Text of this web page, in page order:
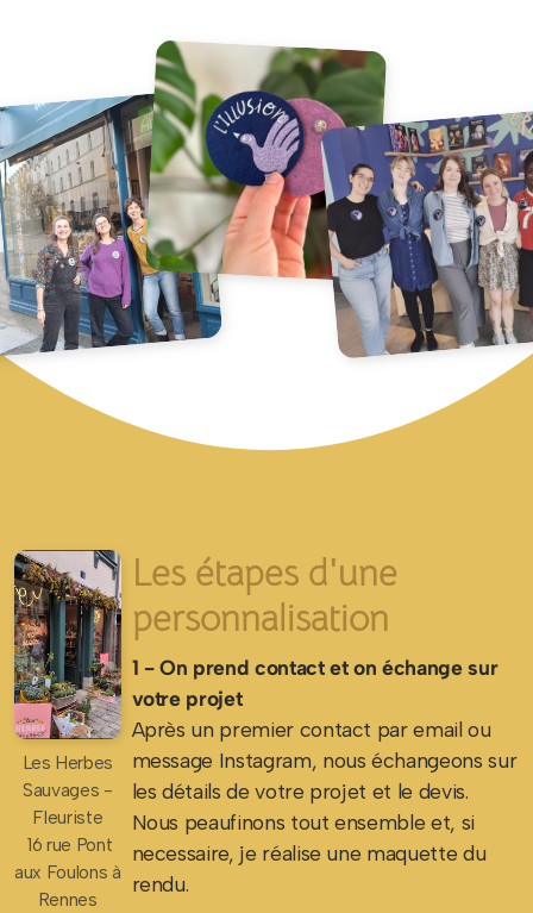
Les Herbes
Sauvages -
Fleuriste
16 rue Pont
aux Foulons à
Rennes
Les étapes d'une
personnalisation
1 - On prend contact et on échange sur
votre projet
Après un premier contact par email ou
message Instagram, nous échangeons sur
les détails de votre projet et le devis.
Nous peaufinons tout ensemble et, si
necessaire, je réalise une maquette du
rendu.